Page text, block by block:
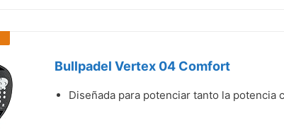
Bullpadel Vertex 04 Comfort
Diseñada para potenciar tanto la potencia